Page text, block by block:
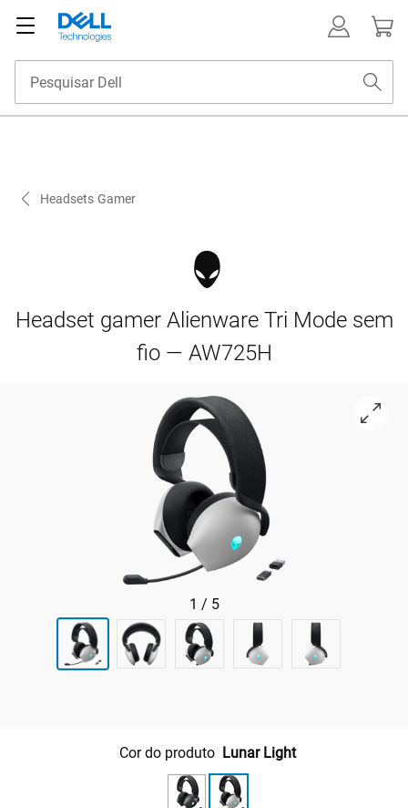
Headsets Gamer
Headset gamer Alienware Tri Mode sem
fio — AW725H
Cor do produto Lunar Light
View Cor clara do headset gamer Alienware Tri Mode sem
1 / 5